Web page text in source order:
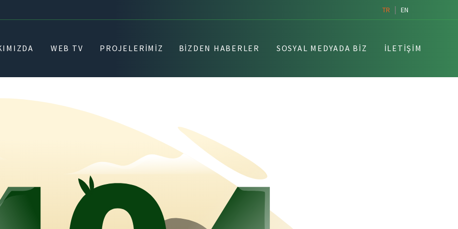
TR | EN
WEB TV PROJELERIMIZ BIZDEN HABERLER SOSYAL MEDYADA BIZ İLETIŞIM